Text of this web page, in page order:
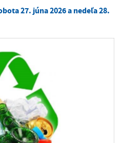
27. júna 2026 a nedeľa 28.